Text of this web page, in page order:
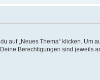
auf „Neues Thema“ klicken.
Berechtigungen sind jeweils